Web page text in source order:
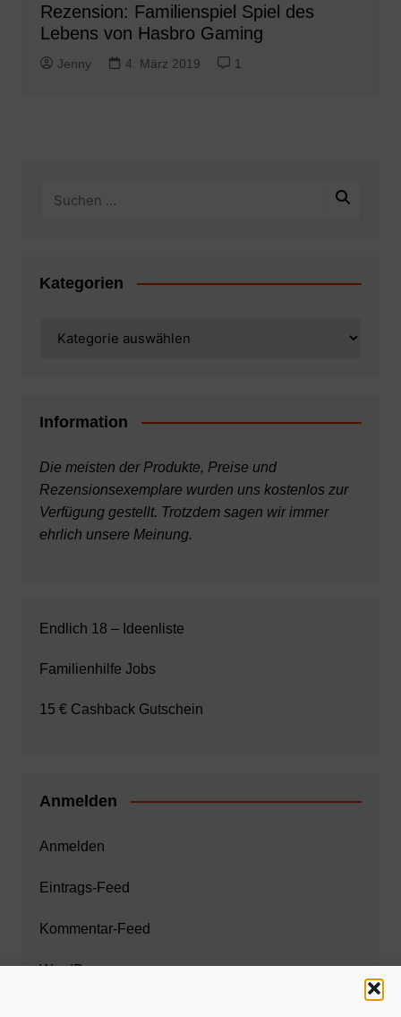
Rezension: Familienspiel Spiel des
Lebens von Hasbro Gaming
Jenny 4. März 2019 1
Kategorien
Information
Die meisten der Produkte, Preise und
Rezensionsexemplare wurden uns kostenlos zur
Verfügung gestellt. Trotzdem sagen wir immer
ehrlich unsere Meinung.
Endlich 18 – Ideenliste
Familienhilfe Jobs
15 € Cashback Gutschein
Anmelden
Anmelden
Eintrags-Feed
Kommentar-Feed
WordPress.org